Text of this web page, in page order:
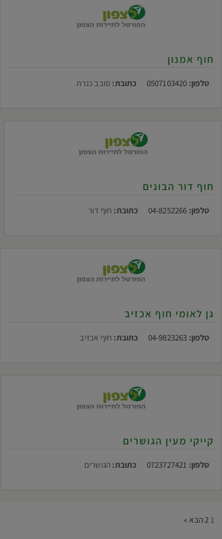
חוף אמנון
טלפון: 0507103420 כתובת: סובב כנרת
חוף דור הבונים
טלפון: 04-8252266 כתובת: חוף דור
גן לאומי חוף אכזיב
טלפון: 04-9823263 כתובת: חוף אכזיב
קייקי מעין הגושרים
טלפון: 0723727421 כתובת: הגושרים
1
2הבא »